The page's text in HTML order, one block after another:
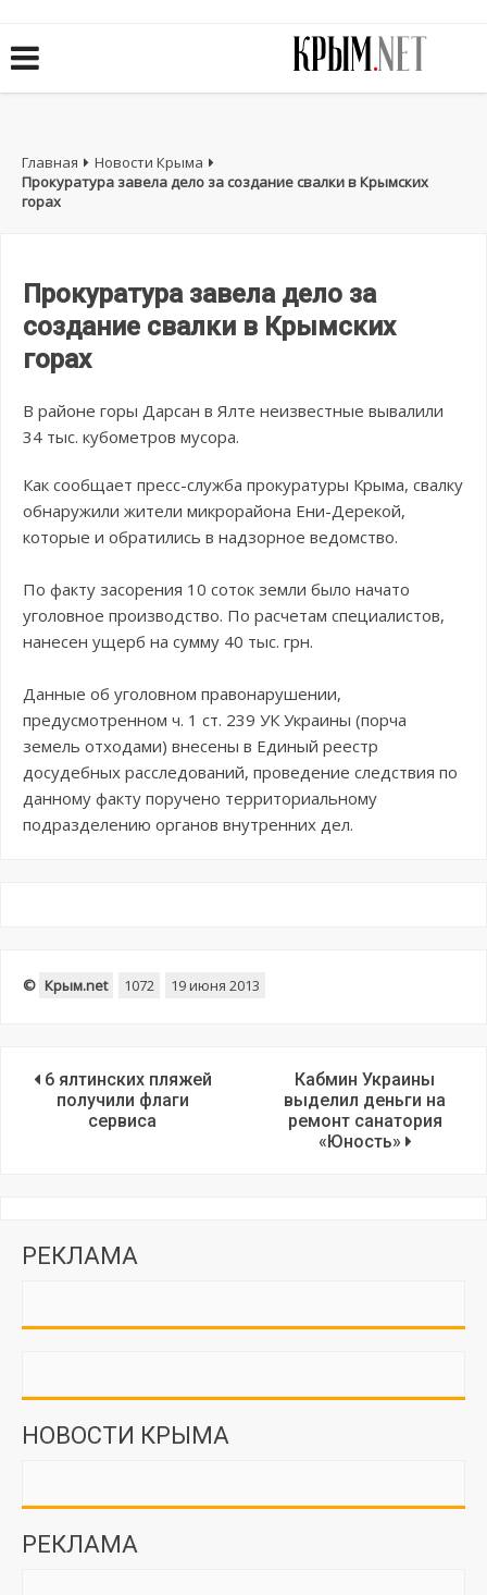
Главная
Новости Крыма
Прокуратура завела дело за создание свалки в Крымских
горах
Прокуратура завела дело за
создание свалки в Крымских
горах
В районе горы Дарсан в Ялте неизвестные вывалили
34 тыс. кубометров мусора.
Как сообщает пресс-служба прокуратуры Крыма, свалку
обнаружили жители микрорайона Ени-Дерекой,
которые и обратились в надзорное ведомство.
По факту засорения 10 соток земли было начато
уголовное производство. По расчетам специалистов,
нанесен ущерб на сумму 40 тыс. грн.
Данные об уголовном правонарушении,
предусмотренном ч. 1 ст. 239 УК Украины (порча
земель отходами) внесены в Единый реестр
досудебных расследований, проведение следствия по
данному факту поручено территориальному
подразделению органов внутренних дел.
© Крым.net 1072 19 июня 2013
6 ялтинских пляжей
получили флаги
сервиса
Кабмин Украины
выделил деньги на
ремонт санатория
«Юность»
РЕКЛАМА
НОВОСТИ КРЫМА
РЕКЛАМА